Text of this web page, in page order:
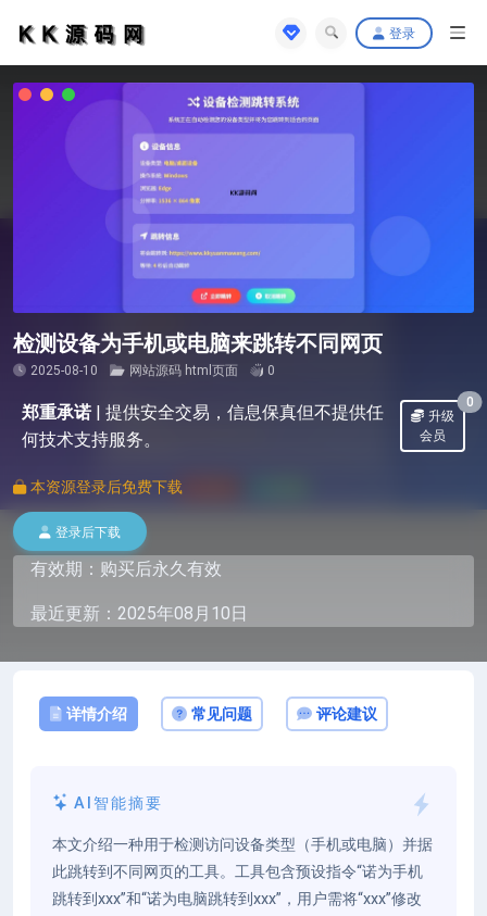
登录
检测设备为手机或电脑来跳转不同网页
2025-08-10 网站源码 html页面 0
郑重承诺 | 提供安全交易，信息保真但不提供任
何技术支持服务。
升级
会员
0
本资源登录后免费下载
登录后下载
有效期：购买后永久有效
最近更新：2025年08月10日
详情介绍 常见问题 评论建议
AI智能摘要
本文介绍一种用于检测访问设备类型（手机或电脑）并据
此跳转到不同网页的工具。工具包含预设指令“诺为手机
跳转到xxx”和“诺为电脑跳转到xxx”，用户需将“xxx”修改